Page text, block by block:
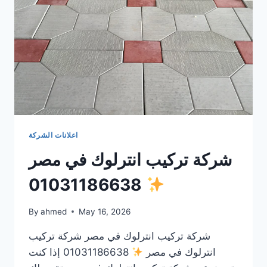
اعلانات الشركة
شركة تركيب انترلوك في مصر
By ahmed May 16, 2026
شركة تركيب انترلوك في مصر شركة تركيب
انترلوك في مصر
01031186638 إذا كنت